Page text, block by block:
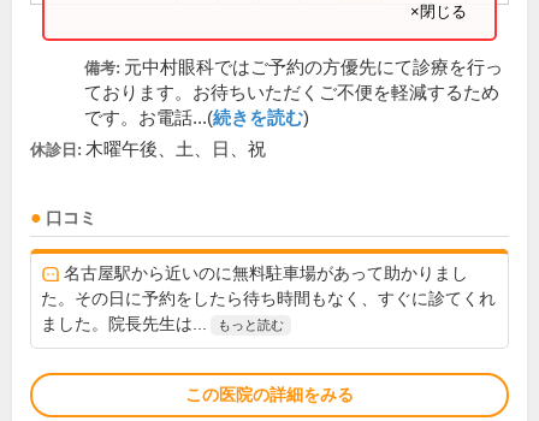
×閉じる
備考: 元中村眼科ではご予約の方優先にて診療を行っ
ております。お待ちいただくご不便を軽減するため
です。お電話...(続きを読む)
休診日: 木曜午後、土、日、祝
口コミ
名古屋駅から近いのに無料駐車場があって助かりまし
た。その日に予約をしたら待ち時間もなく、すぐに診てくれ
ました。院長先生は...
もっと読む
この医院の詳細をみる